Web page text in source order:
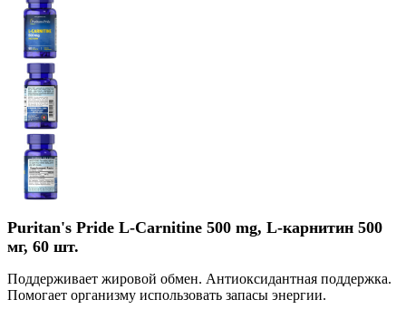
Puritan's Pride L-Carnitine 500 mg, L-карнитин 500
мг, 60 шт.
Поддерживает жировой обмен. Антиоксидантная поддержка.
Помогает организму использовать запасы энергии.